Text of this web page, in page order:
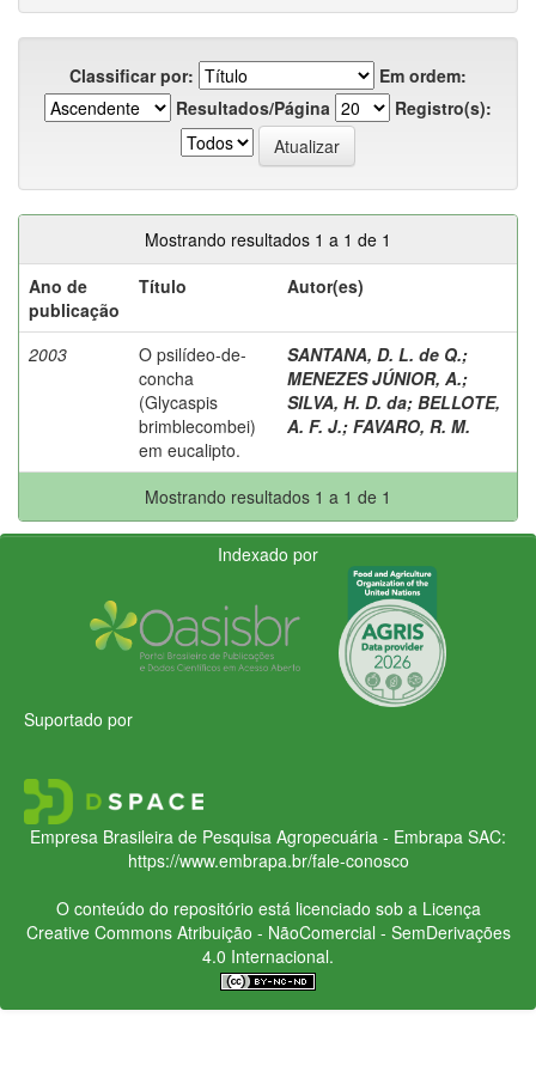
Classificar por:
Em ordem:
Resultados/Página
Registro(s):
Mostrando resultados 1 a 1 de 1
Ano de
publicação
Título Autor(es)
2003
O psilídeo-de-
concha
(Glycaspis
brimblecombei)
em eucalipto.
SANTANA, D. L. de Q.;
MENEZES JÚNIOR, A.;
SILVA, H. D. da; BELLOTE,
A. F. J.; FAVARO, R. M.
Mostrando resultados 1 a 1 de 1
Indexado por
Suportado por
Empresa Brasileira de Pesquisa Agropecuária - Embrapa SAC:
https://www.embrapa.br/fale-conosco
O conteúdo do repositório está licenciado sob a Licença
Creative CommonsAtribuição - NãoComercial - SemDerivações
4.0 Internacional.